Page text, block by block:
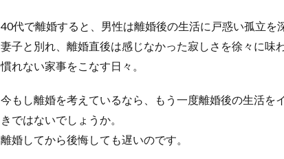
40代で離婚すると、男性は離婚後の生活に戸惑い孤立を
妻子と別れ、離婚直後は感じなかった寂しさを徐々に味
慣れない家事をこなす日々。
今もし離婚を考えているなら、もう一度離婚後の生活を
きではないでしょうか。
離婚してから後悔しても遅いのです。